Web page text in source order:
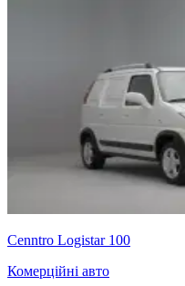
Cenntro Logistar 100
Комерційні авто